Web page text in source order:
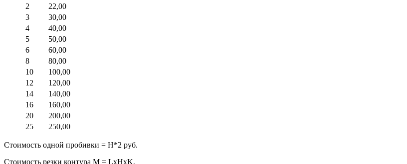
2
22,00
3
30,00
4
40,00
5
50,00
6
60,00
8
80,00
10
100,00
12
120,00
14
140,00
16
160,00
20
200,00
25
250,00
Стоимость одной пробивки = H*2 руб.
Стоимость резки контура М = LхHхK,